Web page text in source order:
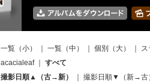
一覧（小） 一覧（中） 個別（大）
ス
acacialeaf｜ すべて
撮影日順▲（古→新）
撮影日順▼（新→古